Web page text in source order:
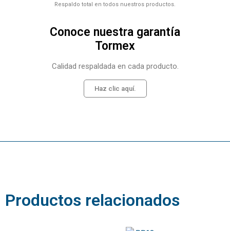
Respaldo total en todos nuestros productos.
Conoce nuestra garantía
Tormex
Calidad respaldada en cada producto.
Haz clic aquí.
Productos relacionados